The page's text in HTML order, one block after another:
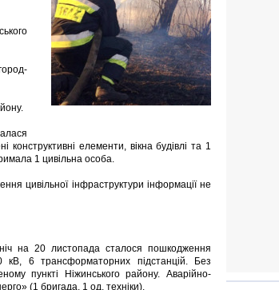
конструктивні елементи, вікна будівлі та 1
1 цивільна особа.
цивільної інфраструктури інформації не
на 20 листопада сталося пошкодження
кВ, 6 трансформаторних підстанцій. Без
пункті Ніжинського району. Аварійно-
(1 бригада, 1 од. техніки).